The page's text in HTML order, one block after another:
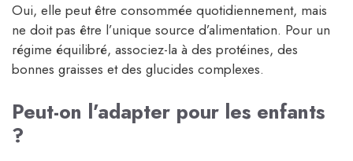
Oui, elle peut être consommée quotidiennement, mais
ne doit pas être l’unique source d’alimentation. Pour un
régime équilibré, associez-la à des protéines, des
bonnes graisses et des glucides complexes.
Peut-on l’adapter pour les enfants
?